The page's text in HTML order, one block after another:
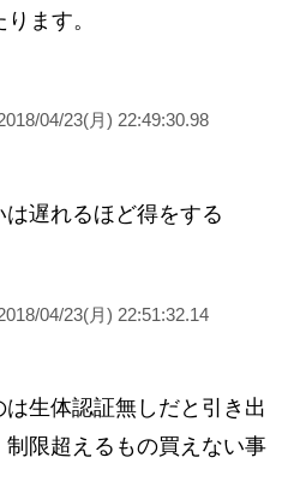
ます。
04/23(月) 22:49:30.98
遅れるほど得をする
04/23(月) 22:51:32.14
生体認証無しだと引き出
制限超えるもの買えない事